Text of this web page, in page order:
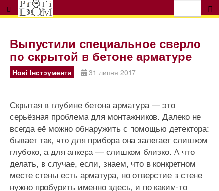
Выпустили специальное сверло
по скрытой в бетоне арматуре
Нові Інструменти 31 липня 2017
Скрытая в глубине бетона арматура — это
серьёзная проблема для монтажников. Далеко не
всегда её можно обнаружить с помощью детектора:
бывает так, что для прибора она залегает слишком
глубоко, а для анкера — слишком близко. А что
делать, в случае, если, знаем, что в конкретном
месте стены есть арматура, но отверстие в стене
нужно пробурить именно здесь, и по каким-то